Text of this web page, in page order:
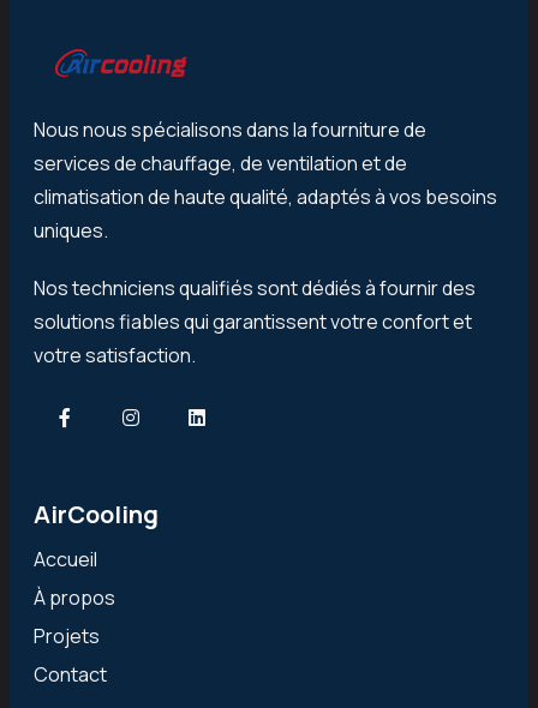
Nous nous spécialisons dans la fourniture de
services de chauffage, de ventilation et de
climatisation de haute qualité, adaptés à vos besoins
uniques.
Nos techniciens qualifiés sont dédiés à fournir des
solutions fiables qui garantissent votre confort et
votre satisfaction.
AirCooling
Accueil
À propos
Projets
Contact